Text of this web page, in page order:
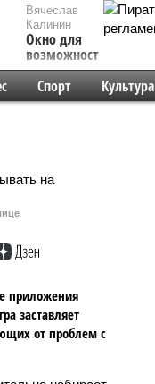
Вячеслав
Калинин
Окно для
возможностей
Спорт Культура
приложения
заставляет
от проблем с